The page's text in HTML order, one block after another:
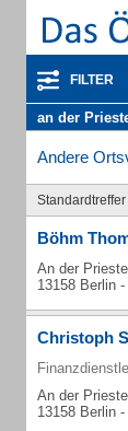
FILTER
an der
Andere
Standardtreffer
Böhm
An der
13158 Berlin
Christoph
An der
13158 Berlin